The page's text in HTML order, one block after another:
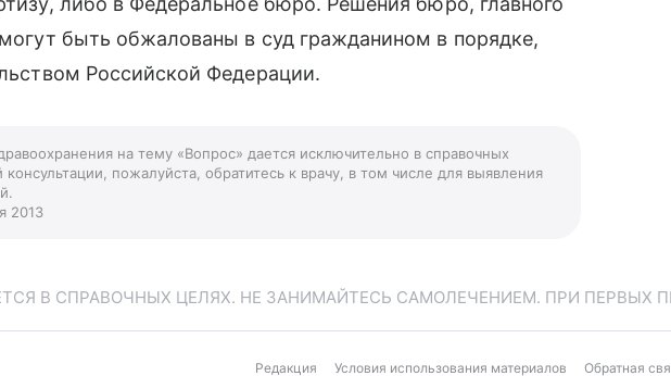
быть обжалованы в суд гражданином в порядке,
Российской Федерации.
на тему «Вопрос» дается исключительно в справочных
пожалуйста, обратитесь к врачу, в том числе для выявления
2013
В СПРАВОЧНЫХ ЦЕЛЯХ. НЕ ЗАНИМАЙТЕСЬ САМОЛЕЧЕНИЕМ. ПРИ ПЕРВЫХ
Редакция Условия использования материалов Обратная